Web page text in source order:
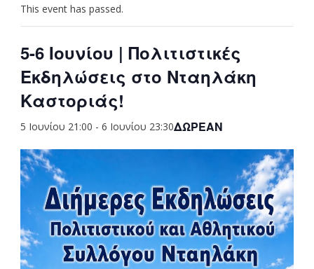
This event has passed.
5-6 Ιουνίου | Πολιτιστικές
Εκδηλώσεις στο Νταηλάκη
Καστοριάς!
5 Ιουνίου 21:00 - 6 Ιουνίου 23:30ΔΩΡΕΆΝ